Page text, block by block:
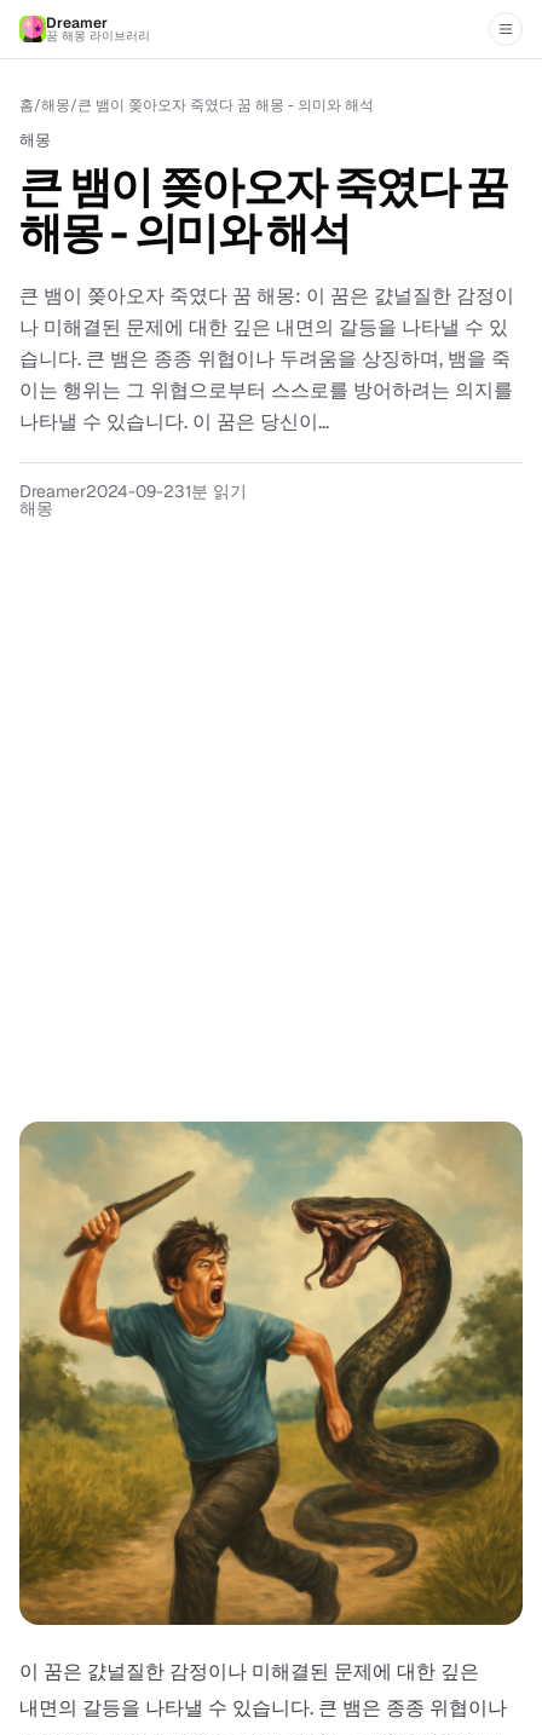
Dreamer
꿈 해몽 라이브러리
홈/해몽/큰 뱀이 쫒아오자 죽였다 꿈 해몽 - 의미와 해석
해몽
큰 뱀이 쫒아오자 죽였다 꿈
해몽 - 의미와 해석
큰 뱀이 쫒아오자 죽였다 꿈 해몽: 이 꿈은 걄널질한 감정이
나 미해결된 문제에 대한 깊은 내면의 갈등을 나타낼 수 있
습니다. 큰 뱀은 종종 위협이나 두려움을 상징하며, 뱀을 죽
이는 행위는 그 위협으로부터 스스로를 방어하려는 의지를
나타낼 수 있습니다. 이 꿈은 당신이...
Dreamer2024-09-231분 읽기
해몽
이 꿈은 걄널질한 감정이나 미해결된 문제에 대한 깊은
내면의 갈등을 나타낼 수 있습니다. 큰 뱀은 종종 위협이나